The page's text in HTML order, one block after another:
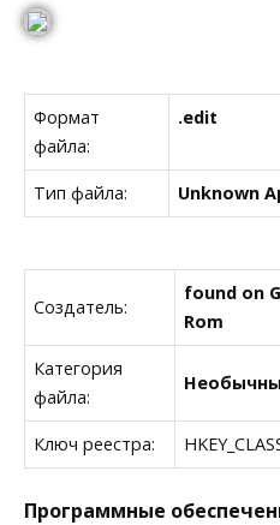
Формат
файла:
.edit
Тип файла: Unknown
Создатель:
found on
Rom
Категория
файла:
Ключ реестра:
Программные